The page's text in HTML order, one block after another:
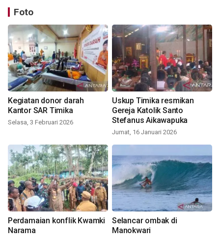
Foto
Kegiatan donor darah
Kantor SAR Timika
Selasa, 3 Februari 2026
Uskup Timika resmikan
Gereja Katolik Santo
Stefanus Aikawapuka
Jumat, 16 Januari 2026
Perdamaian konflik Kwamki
Narama
Selancar ombak di
Manokwari